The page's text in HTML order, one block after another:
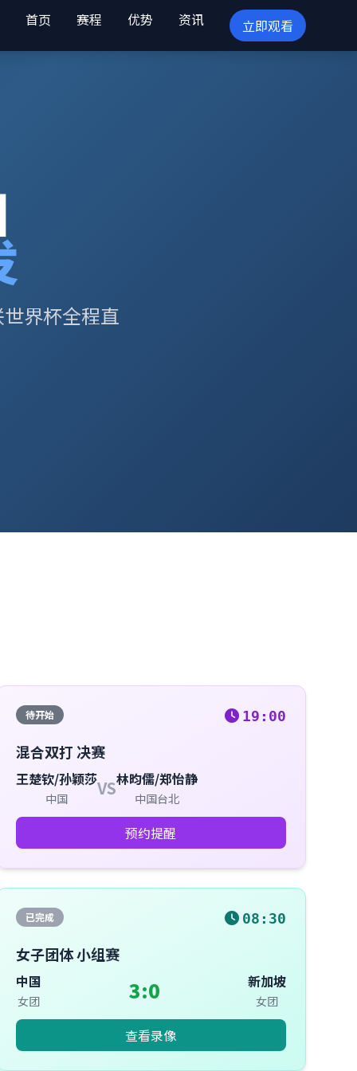
首页 赛程 优势 资讯 立即观看
界杯全程直
待开始 19:00
混合双打 决赛
王楚钦/孙颖莎
中国 VS林昀儒/郑怡静
中国台北
预约提醒
已完成 08:30
女子团体 小组赛
中国
女团 3:0 新加坡
女团
查看录像